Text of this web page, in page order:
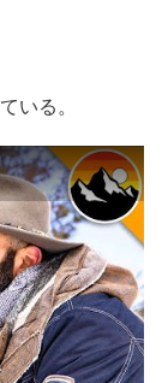
いる。